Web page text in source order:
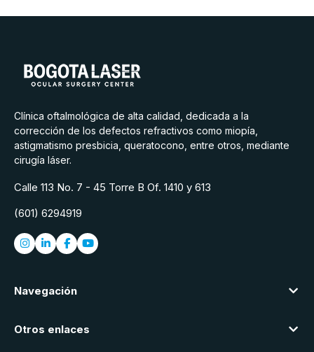
Clínica oftalmológica de alta calidad, dedicada a la
corrección de los defectos refractivos como miopía,
astigmatismo presbicia, queratocono, entre otros, mediante
cirugía láser.
Calle 113 No. 7 - 45 Torre B Of. 1410 y 613
(601) 6294919
Navegación
Otros enlaces